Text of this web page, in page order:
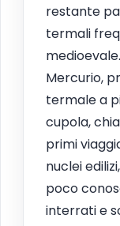
restante
termali
Mercurio,
termale a
cupola,
primi
nuclei
poco
interrati e